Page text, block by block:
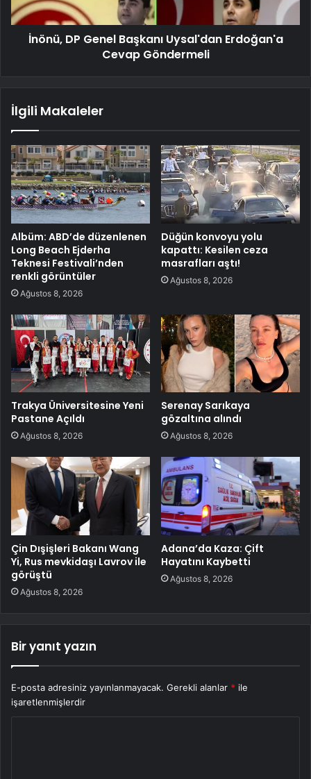
İnönü, DP Genel Başkanı Uysal'dan Erdoğan'a
Cevap Göndermeli
İlgili Makaleler
Albüm: ABD’de düzenlenen
Long Beach Ejderha
Teknesi Festivali’nden
renkli görüntüler
Ağustos 8, 2026
Düğün konvoyu yolu
kapattı: Kesilen ceza
masrafları aştı!
Ağustos 8, 2026
Trakya Üniversitesine Yeni
Pastane Açıldı
Ağustos 8, 2026
Serenay Sarıkaya
gözaltına alındı
Ağustos 8, 2026
Çin Dışişleri Bakanı Wang
Yi, Rus mevkidaşı Lavrov ile
görüştü
Ağustos 8, 2026
Adana’da Kaza: Çift
Hayatını Kaybetti
Ağustos 8, 2026
Bir yanıt yazın
E-posta adresiniz yayınlanmayacak. Gerekli alanlar * ile
işaretlenmişlerdir